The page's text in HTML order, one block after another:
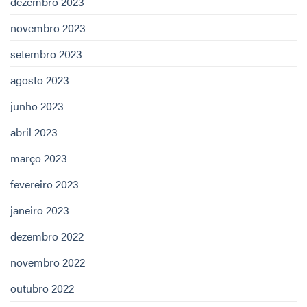
novembro 2023
setembro 2023
agosto 2023
junho 2023
abril 2023
março 2023
fevereiro 2023
janeiro 2023
dezembro 2022
novembro 2022
outubro 2022